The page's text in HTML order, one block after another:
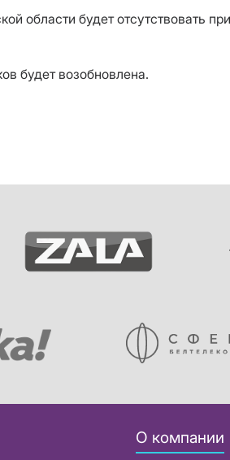
области будет отсутствовать
будет возобновлена.
О компании